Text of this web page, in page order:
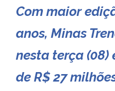
Com maior
anos, Minas
nesta terça (08)
de R$ 27